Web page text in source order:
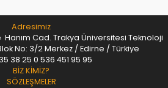
Adresimiz
Cad. Trakya Üniversitesi Teknoloji
No: 3/2 Merkez / Edirne / Türkiye
38 25 0 536 451 95 95
BİZ KİMİZ?
SÖZLEŞMELER